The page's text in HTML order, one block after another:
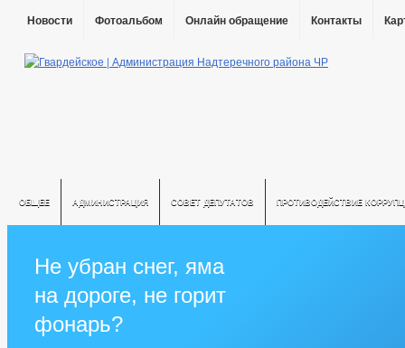
Новости Фотоальбом Онлайн обращение Контакты
ОБЩЕЕ АДМИНИСТРАЦИЯ СОВЕТ ДЕПУТАТОВ ПРОТИВОДЕЙСТВИЕ
Не убран снег, яма
на дороге, не горит
фонарь?